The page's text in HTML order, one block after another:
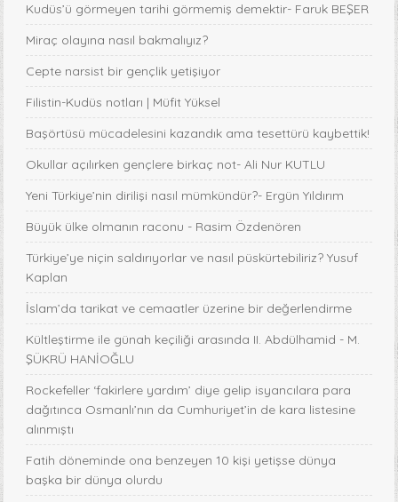
Kudüs’ü görmeyen tarihi görmemiş demektir- Faruk BEŞER
Miraç olayına nasıl bakmalıyız?
Cepte narsist bir gençlik yetişiyor
Filistin-Kudüs notları | Müfit Yüksel
Başörtüsü mücadelesini kazandık ama tesettürü kaybettik!
Okullar açılırken gençlere birkaç not- Ali Nur KUTLU
Yeni Türkiye’nin dirilişi nasıl mümkündür?- Ergün Yıldırım
Büyük ülke olmanın raconu - Rasim Özdenören
Türkiye’ye niçin saldırıyorlar ve nasıl püskürtebiliriz? Yusuf
Kaplan
İslam’da tarikat ve cemaatler üzerine bir değerlendirme
Kültleştirme ile günah keçiliği arasında II. Abdülhamid - M.
ŞÜKRÜ HANİOĞLU
Rockefeller ‘fakirlere yardım’ diye gelip isyancılara para
dağıtınca Osmanlı’nın da Cumhuriyet’in de kara listesine
alınmıştı
Fatih döneminde ona benzeyen 10 kişi yetişse dünya
başka bir dünya olurdu